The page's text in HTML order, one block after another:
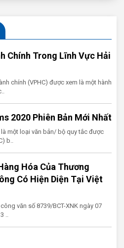
Chính Trong Lĩnh Vực Hải
chính (VPHC) được xem là một hành
2020 Phiên Bản Mới Nhất
một loại văn bản/ bộ quy tắc được
b..
Hóa Của Thương
Có Hiện Diện Tại Việt
văn số 8739/BCT-XNK ngày 07
..